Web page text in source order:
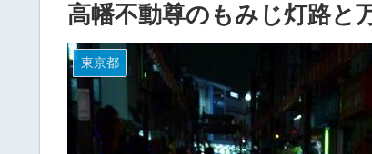
高幡不動尊のもみじ灯路と
東京都